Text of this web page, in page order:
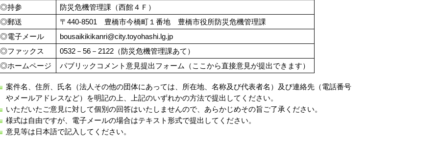
◎持参
防災危機管理課（西館４Ｆ）
◎郵送
〒440-8501 豊橋市今橋町１番地 豊橋市役所防災危機管理課
◎電子メール
bousaikikikanri@city.toyohashi.lg.jp
◎ファックス
0532－56－2122（防災危機管理課あて）
◎ホームページ
パブリックコメント意見提出フォーム（ここから直接意見が提出できます）
案件名、住所、氏名（法人その他の団体にあっては、所在地、名称及び代表者名）及び連絡先（電話番号
やメールアドレスなど）を明記の上、上記のいずれかの方法で提出してください。
いただいたご意見に対して個別の回答はいたしませんので、あらかじめその旨ご了承ください。
様式は自由ですが、電子メールの場合はテキスト形式で提出してください。
意見等は日本語で記入してください。